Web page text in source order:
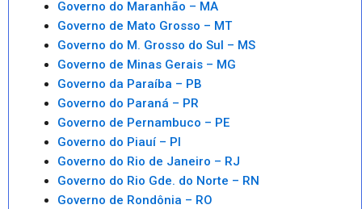
Governo do Maranhão – MA
Governo de Mato Grosso – MT
Governo do M. Grosso do Sul – MS
Governo de Minas Gerais – MG
Governo da Paraíba – PB
Governo do Paraná – PR
Governo de Pernambuco – PE
Governo do Piauí – PI
Governo do Rio de Janeiro – RJ
Governo do Rio Gde. do Norte – RN
Governo de Rondônia – RO